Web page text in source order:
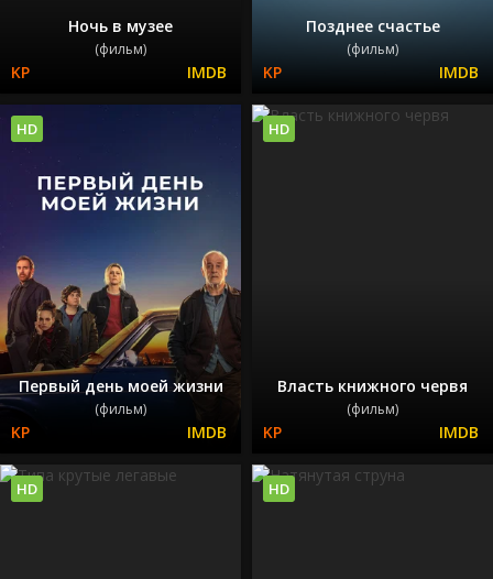
Ночь в музее
(фильм)
Позднее счастье
(фильм)
Первый день моей жизни
(фильм)
HD
Власть книжного червя
(фильм)
HD
HD HD